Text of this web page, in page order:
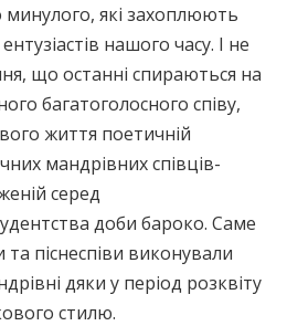
минулого, які захоплюють
нашого часу. І не
що останні спираються на
багатоголосного співу,
життя поетичній
мандрівних співців-
серед
доби бароко. Саме
та піснеспіви виконували
дяки у період розквіту
стилю.